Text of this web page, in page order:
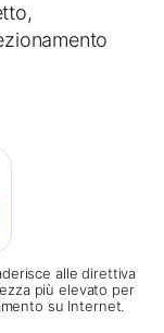
alle direttiva
più elevato per
su Internet.